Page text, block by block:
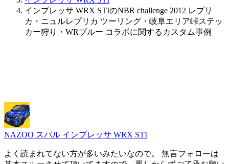
インプレッサ WRX STIのNBR challenge 2012 レプリ
カ・ニュルレプリカ ツーリング・岐阜エリア峠ステッ
カー狩り・WRブルー コラボに関するカスタム事例
NAZOO スバル インプレッサ WRX STI
よく読まれてない方が多いみたいなので。 無言フォローは